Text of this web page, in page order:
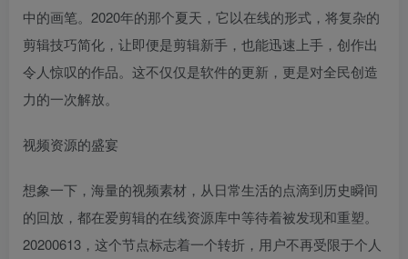
中的画笔。2020年的那个夏天，它以在线的形式，将复杂的
剪辑技巧简化，让即便是剪辑新手，也能迅速上手，创作出
令人惊叹的作品。这不仅仅是软件的更新，更是对全民创造
力的一次解放。
视频资源的盛宴
想象一下，海量的视频素材，从日常生活的点滴到历史瞬间
的回放，都在爱剪辑的在线资源库中等待着被发现和重塑。
20200613，这个节点标志着一个转折，用户不再受限于个人